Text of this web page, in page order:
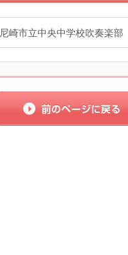
尼崎市立中央中学校吹奏楽部